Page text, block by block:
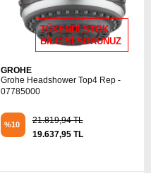
TÜKENDİ,STOK
BİLGİSİ SORUNUZ
GROHE
Grohe Headshower Top4 Rep -
07785000
%10
21.819,94 TL
19.637,95 TL